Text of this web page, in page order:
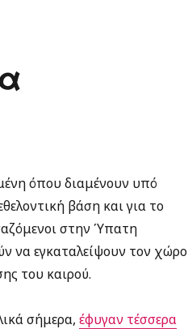
όπου διαμένουν υπό
βάση και για το
στην Ύπατη
να εγκαταλείψουν τον χώρο
του καιρού.
σήμερα, έφυγαν τέσσερα